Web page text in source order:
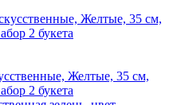
Желтые, 35 см,
2 букета